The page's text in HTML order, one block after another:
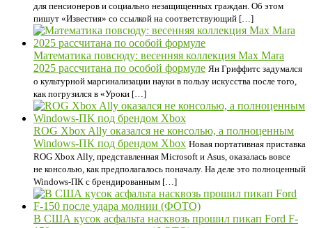
для пенсионеров и социально незащищенных граждан. Об этом
пишут «Известия» со ссылкой на соответствующий […]
Математика повсюду: весенняя коллекция Max Mara
2025 рассчитана по особой формуле Ян Гриффитс задумался
о культурной маргинализации науки в пользу искусства после того,
как погрузился в «Уроки […]
ROG Xbox Ally оказался не консолью, а полноценным
Windows‑ПК под брендом Xbox Новая портативная приставка
ROG Xbox Ally, представленная Microsoft и Asus, оказалась вовсе
не консолью, как предполагалось поначалу. На деле это полноценный
Windows‑ПК с брендированным […]
В США кусок асфальта насквозь прошил пикап Ford F-